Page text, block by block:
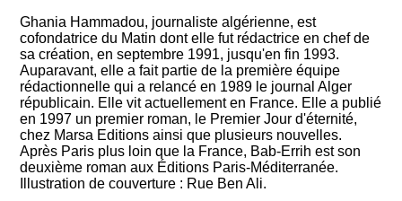
Ghania Hammadou, journaliste algérienne, est
cofondatrice du Matin dont elle fut rédactrice en chef de
sa création, en septembre 1991, jusqu'en fin 1993.
Auparavant, elle a fait partie de la première équipe
rédactionnelle qui a relancé en 1989 le journal Alger
républicain. Elle vit actuellement en France. Elle a publié
en 1997 un premier roman, le Premier Jour d'éternité,
chez Marsa Editions ainsi que plusieurs nouvelles.
Après Paris plus loin que la France, Bab-Errih est son
deuxième roman aux Éditions Paris-Méditerranée.
Illustration de couverture : Rue Ben Ali.